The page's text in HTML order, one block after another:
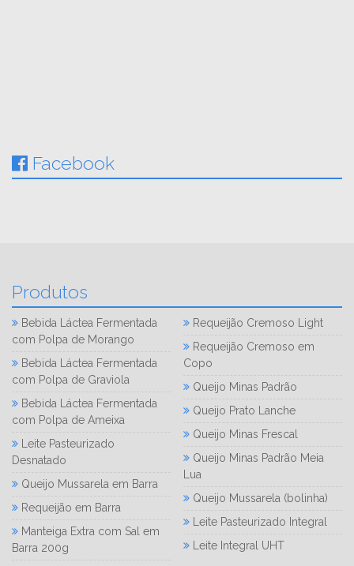
Facebook
Produtos
Bebida Láctea Fermentada
com Polpa de Morango
Bebida Láctea Fermentada
com Polpa de Graviola
Bebida Láctea Fermentada
com Polpa de Ameixa
Leite Pasteurizado
Desnatado
Queijo Mussarela em Barra
Requeijão em Barra
Manteiga Extra com Sal em
Barra 200g
Requeijão Cremoso Light
Requeijão Cremoso em
Copo
Queijo Minas Padrão
Queijo Prato Lanche
Queijo Minas Frescal
Queijo Minas Padrão Meia
Lua
Queijo Mussarela (bolinha)
Leite Pasteurizado Integral
Leite Integral UHT